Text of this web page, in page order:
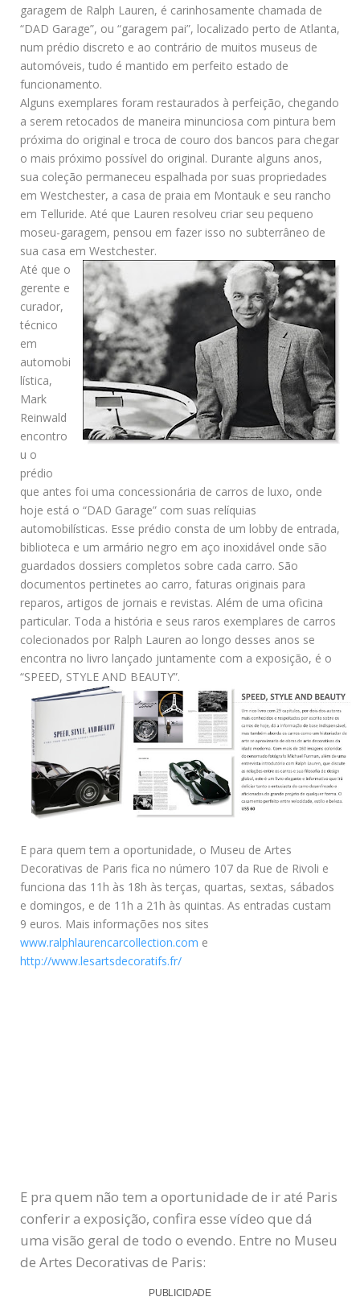
garagem de Ralph Lauren, é carinhosamente chamada de
“DAD Garage”, ou “garagem pai”, localizado perto de Atlanta,
num prédio discreto e ao contrário de muitos museus de
automóveis, tudo é mantido em perfeito estado de
funcionamento.
Alguns exemplares foram restaurados à perfeição, chegando
a serem retocados de maneira minunciosa com pintura bem
próxima do original e troca de couro dos bancos para chegar
o mais próximo possível do original. Durante alguns anos,
sua coleção permaneceu espalhada por suas propriedades
em Westchester, a casa de praia em Montauk e seu rancho
em Telluride. Até que Lauren resolveu criar seu pequeno
moseu-garagem, pensou em fazer isso no subterrâneo de
sua casa em Westchester.
Até que o
gerente e
curador,
técnico
em
automobi
lística,
Mark
Reinwald
encontro
u o
prédio
que antes foi uma concessionária de carros de luxo, onde
hoje está o “DAD Garage” com suas relíquias
automobilísticas. Esse prédio consta de um lobby de entrada,
biblioteca e um armário negro em aço inoxidável onde são
guardados dossiers completos sobre cada carro. São
documentos pertinetes ao carro, faturas originais para
reparos, artigos de jornais e revistas. Além de uma oficina
particular. Toda a história e seus raros exemplares de carros
colecionados por Ralph Lauren ao longo desses anos se
encontra no livro lançado juntamente com a exposição, é o
“SPEED, STYLE AND BEAUTY”.
E para quem tem a oportunidade, o Museu de Artes
Decorativas de Paris fica no número 107 da Rue de Rivoli e
funciona das 11h às 18h às terças, quartas, sextas, sábados
e domingos, e de 11h a 21h às quintas. As entradas custam
9 euros. Mais informações nos sites
www.ralphlaurencarcollection.com e
http://www.lesartsdecoratifs.fr/
E pra quem não tem a oportunidade de ir até Paris
conferir a exposição, confira esse vídeo que dá
uma visão geral de todo o evendo. Entre no Museu
de Artes Decorativas de Paris:
PUBLICIDADE